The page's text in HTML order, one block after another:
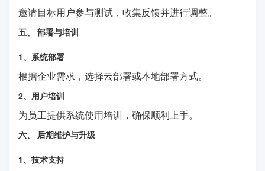
邀请目标用户参与测试，收集反馈并进行调整。
五、 部署与培训
1、系统部署
根据企业需求，选择云部署或本地部署方式。
2、用户培训
为员工提供系统使用培训，确保顺利上手。
六、 后期维护与升级
1、技术支持